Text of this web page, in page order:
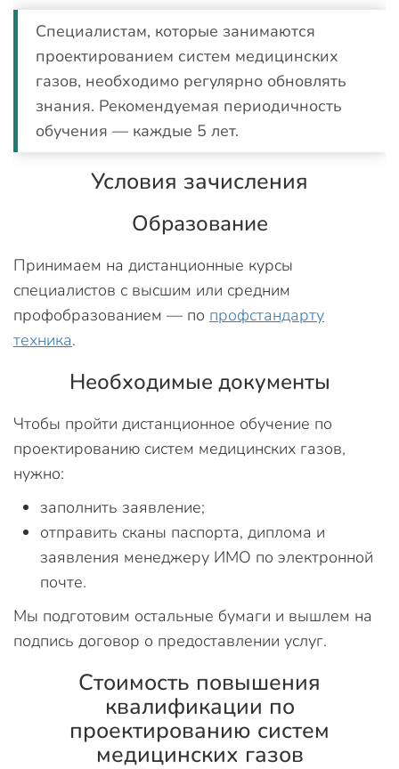
Специалистам, которые занимаются
проектированием систем медицинских
газов, необходимо регулярно обновлять
знания. Рекомендуемая периодичность
обучения — каждые 5 лет.
Условия зачисления
Образование
Принимаем на дистанционные курсы
специалистов с высшим или средним
профобразованием — по профстандарту
техника.
Необходимые документы
Чтобы пройти дистанционное обучение по
проектированию систем медицинских газов,
нужно:
заполнить заявление;
отправить сканы паспорта, диплома и
заявления менеджеру ИМО по электронной
почте.
Мы подготовим остальные бумаги и вышлем на
подпись договор о предоставлении услуг.
Стоимость повышения
квалификации по
проектированию систем
медицинских газов